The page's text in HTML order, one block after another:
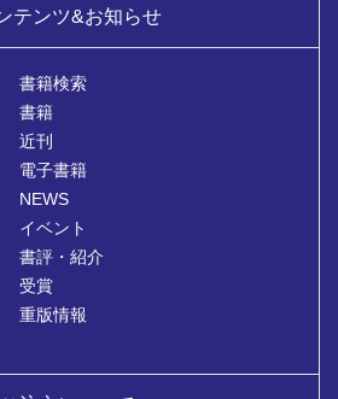
テンツ&お知らせ
書籍検索
書籍
近刊
電子書籍
NEWS
イベント
書評・紹介
受賞
重版情報